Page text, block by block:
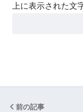
上に表示された文
前の記事